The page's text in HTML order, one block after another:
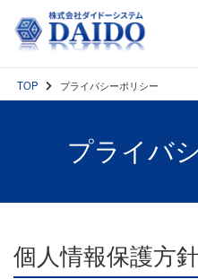
TOP プライバシーポリシー
プライバ
個人情報保護方